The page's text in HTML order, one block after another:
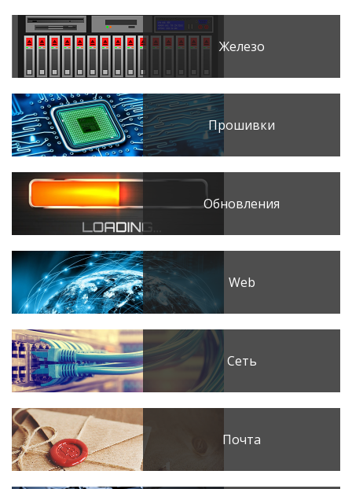
Железо
Прошивки
Обновления
Web
Сеть
Почта